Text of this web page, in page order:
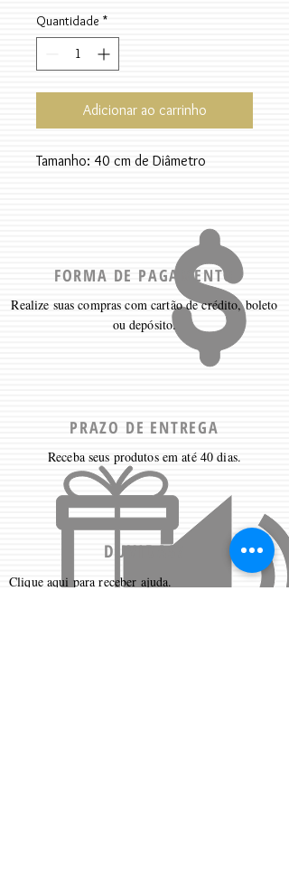
Quantidade *
Adicionar ao carrinho
Tamanho: 40 cm de Diâmetro
FORMA DE PAGAMENTO
Realize suas compras com cartão de crédito, boleto
ou depósito.
PRAZO DE ENTREGA
Receba seus produtos em até 40 dias.
DUVIDAS?
Clique aqui para receber ajuda.